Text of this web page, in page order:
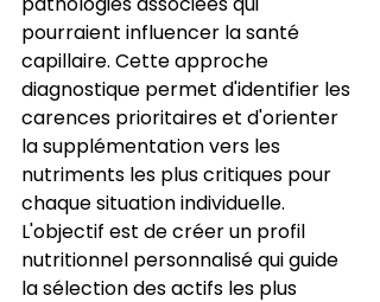
pourraient influencer la santé
capillaire. Cette approche
diagnostique permet d'identifier les
carences prioritaires et d'orienter
la supplémentation vers les
nutriments les plus critiques pour
chaque situation individuelle.
L'objectif est de créer un profil
nutritionnel personnalisé qui guide
la sélection des actifs les plus